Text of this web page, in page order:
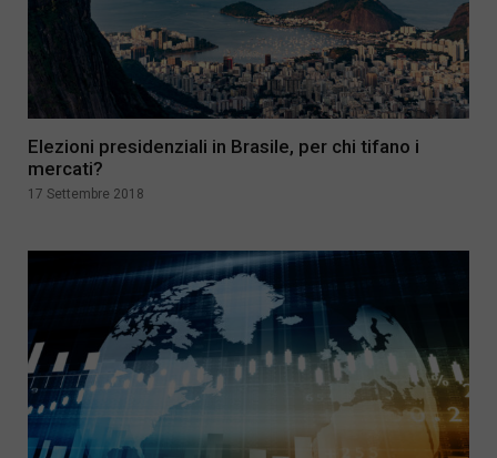
Elezioni presidenziali in Brasile, per chi tifano i
mercati?
17 Settembre 2018